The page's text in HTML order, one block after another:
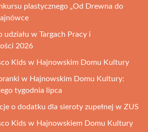
plastycznego „Od Drewna do
udziału w Targach Pracy i
2026
Kids w Hajnowskim Domu Kultury
w Hajnowskim Domu Kultury:
tygodnia lipca
o dodatku dla sieroty zupełnej w ZUS
Kids w Hajnowskiem Domu Kultury